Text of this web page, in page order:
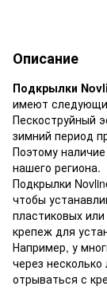
Описание
Подкрылки
имеют
Пескоструйный
зимний период
Поэтому
нашего региона.
Подкрылки
чтобы
пластиковых
крепеж для
Например, у
через
отрываться с